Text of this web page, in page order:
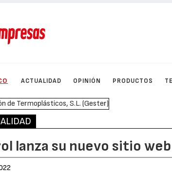
ACTUALIDAD OPINIÓN PRODUCTOS
lanza su nuevo sitio